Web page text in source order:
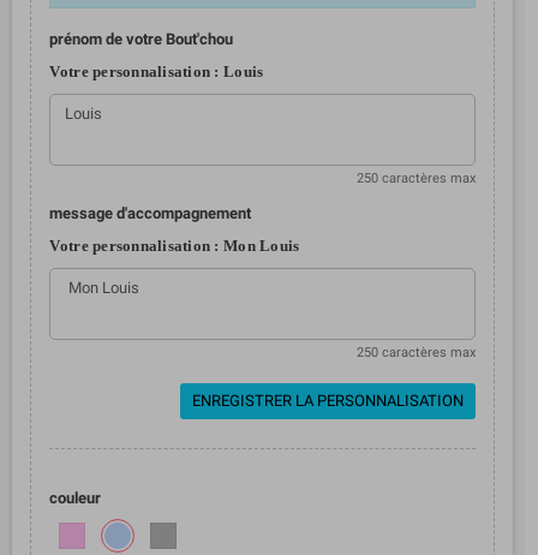
prénom de votre Bout'chou
Votre personnalisation : Louis
250 caractères max
message d'accompagnement
Votre personnalisation : Mon Louis
250 caractères max
ENREGISTRER LA PERSONNALISATION
couleur